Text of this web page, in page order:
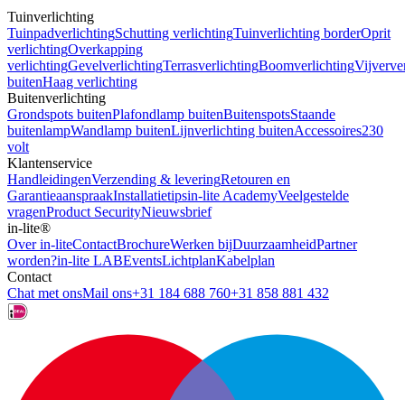
Tuinverlichting
TuinpadverlichtingSchutting verlichtingTuinverlichting borderOprit
verlichtingOverkapping
verlichtingGevelverlichtingTerrasverlichtingBoomverlichting
buitenHaag verlichting
Buitenverlichting
Grondspots buitenPlafondlamp buitenBuitenspotsStaande
buitenlampWandlamp buitenLijnverlichting buitenAccessoires230
volt
Klantenservice
HandleidingenVerzending & leveringRetouren en
GarantieaanspraakInstallatietipsin-lite AcademyVeelgestelde
vragenProduct SecurityNieuwsbrief
in-lite®
Over in-liteContactBrochureWerken bijDuurzaamheidPartner
worden?in-lite LABEventsLichtplanKabelplan
Contact
Chat met onsMail ons+31 184 688 760+31 858 881 432